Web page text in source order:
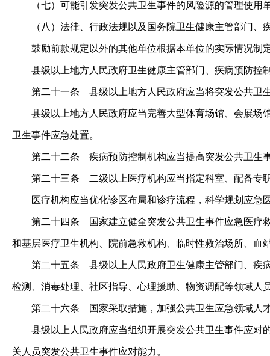
（七）可能引发突发公共卫生事件的风险源的管理使用
（八）法律、行政法规以及国务院卫生健康主管部门、
鼓励前款规定以外的其他单位根据本单位的实际情况制
县级以上地方人民政府卫生健康主管部门、疾病预防控
第二十一条 县级以上地方人民政府应当将突发公共卫
县级以上地方人民政府应当完善大型体育场馆、会展场
卫生事件应急处置。
第二十二条 疾病预防控制机构应当提高突发公共卫生
第二十三条 二级以上医疗机构应当指定科室、配备专
医疗机构应当优化诊区布局和诊疗流程，科学规划应急
第二十四条 国家建立健全突发公共卫生事件应急医疗
和基层医疗卫生机构、院前急救机构、临时性救治场所、血
第二十五条 县级以上人民政府卫生健康主管部门、疾
检测、消毒处理、社区指导、心理援助、物资调配等领域人
第二十六条 国家采取措施，加强公共卫生应急领域人
县级以上人民政府应当组织开展突发公共卫生事件应对
关人员突发公共卫生事件应对能力。